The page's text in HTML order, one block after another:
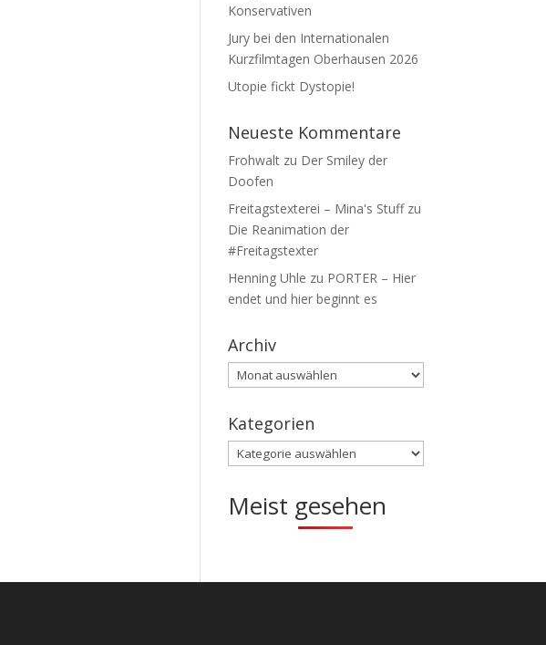
Konservativen
Jury bei den Internationalen
Kurzfilmtagen Oberhausen 2026
Utopie fickt Dystopie!
Neueste Kommentare
Frohwaltzu Der Smiley der
Doofen
Freitagstexterei – Mina's Stuffzu
Die Reanimation der
#Freitagstexter
Henning Uhle zu PORTER – Hier
endet und hier beginnt es
Archiv
Archiv
Kategorien
Kategorien
Meist gesehen